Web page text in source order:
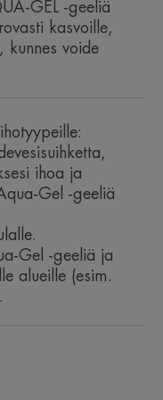
mattapinnan.
ihoon
GEL -geeliä
kasvoille,
kunnes voide
ihoa ja
Gel -geeliä
Gel -geeliä ja
alueille (esim.